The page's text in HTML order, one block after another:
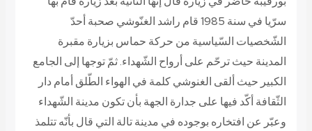
سرّيا في سنة 1985 قام راشد الغنّوشي صحبة أحدّ
الشّخصيات السّياسية من حركة حماس بزيارة مقبرة
المدينة حيث ترحّم على أرواح الشّهداء. ثمّ توجها إلى الجامع
الكبير حيث ألقى الغنوشي كلمة في الهواء الطّلق أمام دار
الثّقافة أكّد فيها على جدارة الجهة بأن تكون مدينة الشّهداء
وعبّر عن افتخاره بوجوده في مدينة تالة التي قال بأنّه تتلمذ